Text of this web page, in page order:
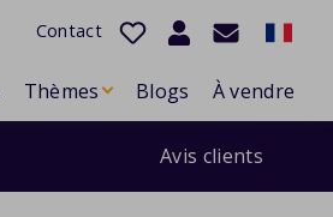
Contact
Thèmes Blogs À vendre
Avis clients